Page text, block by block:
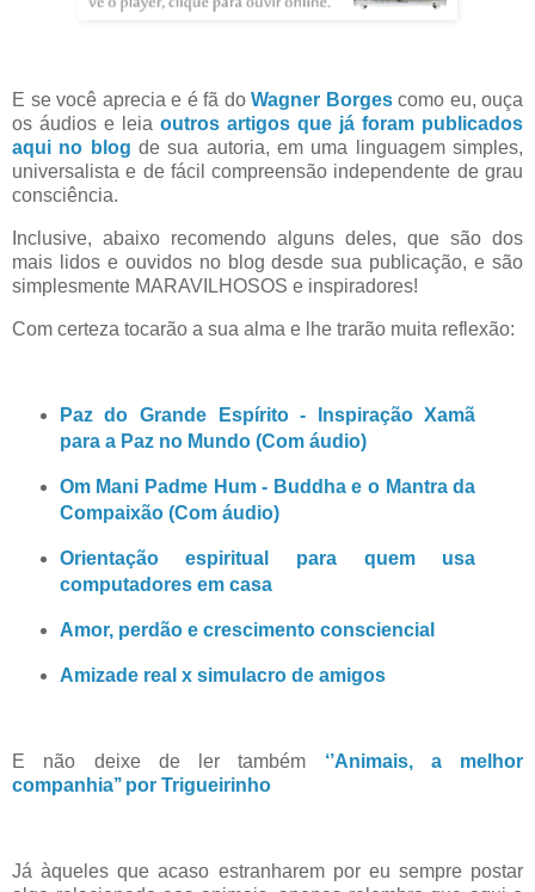
E se você aprecia e é fã do Wagner Borgescomo eu, ouça
os áudios e leia outros artigos que já foram publicados
aqui no blog de sua autoria, em uma linguagem simples,
universalista e de fácil compreensão independente de grau
consciência.
Inclusive, abaixo recomendo alguns deles, que são dos
mais lidos e ouvidos no blog desde sua publicação, e são
simplesmente MARAVILHOSOS e inspiradores!
Com certeza tocarão a sua alma e lhe trarão muita reflexão:
Paz do Grande Espírito - Inspiração Xamã
para a Paz no Mundo (Com áudio)
Om Mani Padme Hum - Buddha e o Mantra da
Compaixão (Com áudio)
Orientação espiritual para quem usa
computadores em casa
Amor, perdão e crescimento consciencial
Amizade real x simulacro de amigos
E não deixe de ler também ‘’Animais, a melhor
companhia’’ por Trigueirinho
Já àqueles que acaso estranharem por eu sempre postar